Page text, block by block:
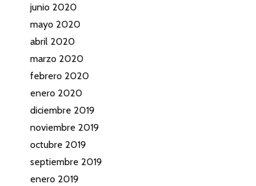
junio 2020
mayo 2020
abril 2020
marzo 2020
febrero 2020
enero 2020
diciembre 2019
noviembre 2019
octubre 2019
septiembre 2019
enero 2019